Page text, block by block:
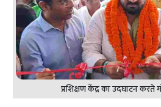
प्रशिक्षण केंद्र का उदघाटन करते